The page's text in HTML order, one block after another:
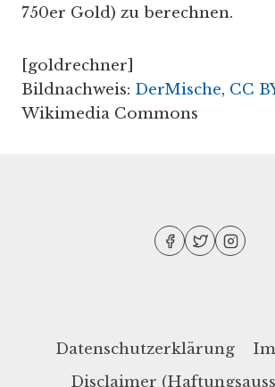
750er Gold) zu berechnen.
[goldrechner]
Bildnachweis: DerMische, CC
Wikimedia Commons
Datenschutzerklärung
Disclaimer